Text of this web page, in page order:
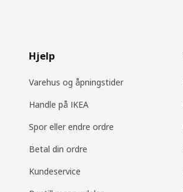
Hjelp
Varehus og åpningstider
Handle på IKEA
Spor eller endre ordre
Betal din ordre
Kundeservice